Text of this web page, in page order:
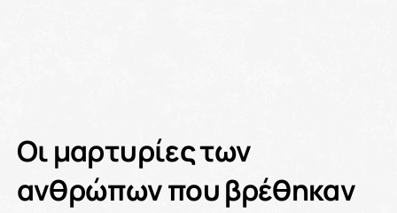
Οι μαρτυρίες των
ανθρώπων που βρέθηκαν